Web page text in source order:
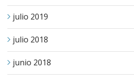
julio 2019
julio 2018
junio 2018